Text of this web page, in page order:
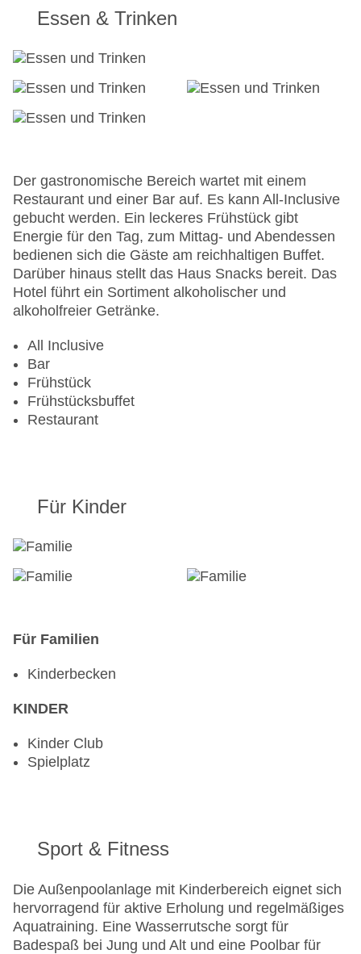
Garten: ohne Gebühr
Hotelsafe
Letzte umfassende Renovierung: 2024
Lift
Anzahl der Aufzüge: 1
Gesamtanzahl der Stockwerke: 4
Gesamtanzahl der Zimmer: 184
Pools:Kinderbecken, Outdoor Pool,
Sonnenschirme am Pool, Liegen am Pool,
Wasserrutsche
Zahlungsarten: Mastercard, Visa
Landeskategorie: 3 Sterne
Essen & Trinken
Der gastronomische Bereich wartet mit einem
Restaurant und einer Bar auf. Es kann All-Inclusive
gebucht werden. Ein leckeres Frühstück gibt
Energie für den Tag, zum Mittag- und Abendessen
bedienen sich die Gäste am reichhaltigen Buffet.
Darüber hinaus stellt das Haus Snacks bereit. Das
Hotel führt ein Sortiment alkoholischer und
alkoholfreier Getränke.
All Inclusive
Bar
Frühstück
Frühstücksbuffet
Restaurant
Für Kinder
Für Familien
Kinderbecken
KINDER
Kinder Club
Spielplatz
Sport & Fitness
Die Außenpoolanlage mit Kinderbereich eignet sich
hervorragend für aktive Erholung und regelmäßiges
Aquatraining. Eine Wasserrutsche sorgt für
Badespaß bei Jung und Alt und eine Poolbar für